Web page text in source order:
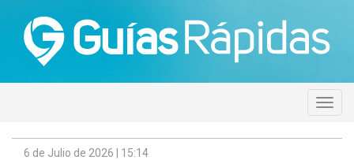
6 de Julio de 2026 | 15:14